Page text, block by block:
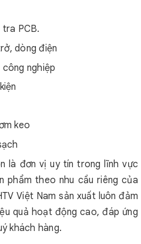
tra PCB.
dòng điện
nghiệp
keo
là đơn vị uy tín trong lĩnh vực
theo nhu cầu riêng của
Việt Nam sản xuất luôn đảm
quả hoạt động cao, đáp ứng
khách hàng.